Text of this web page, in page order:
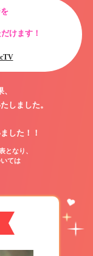
けます！
しました。
した！！
となり、
ては